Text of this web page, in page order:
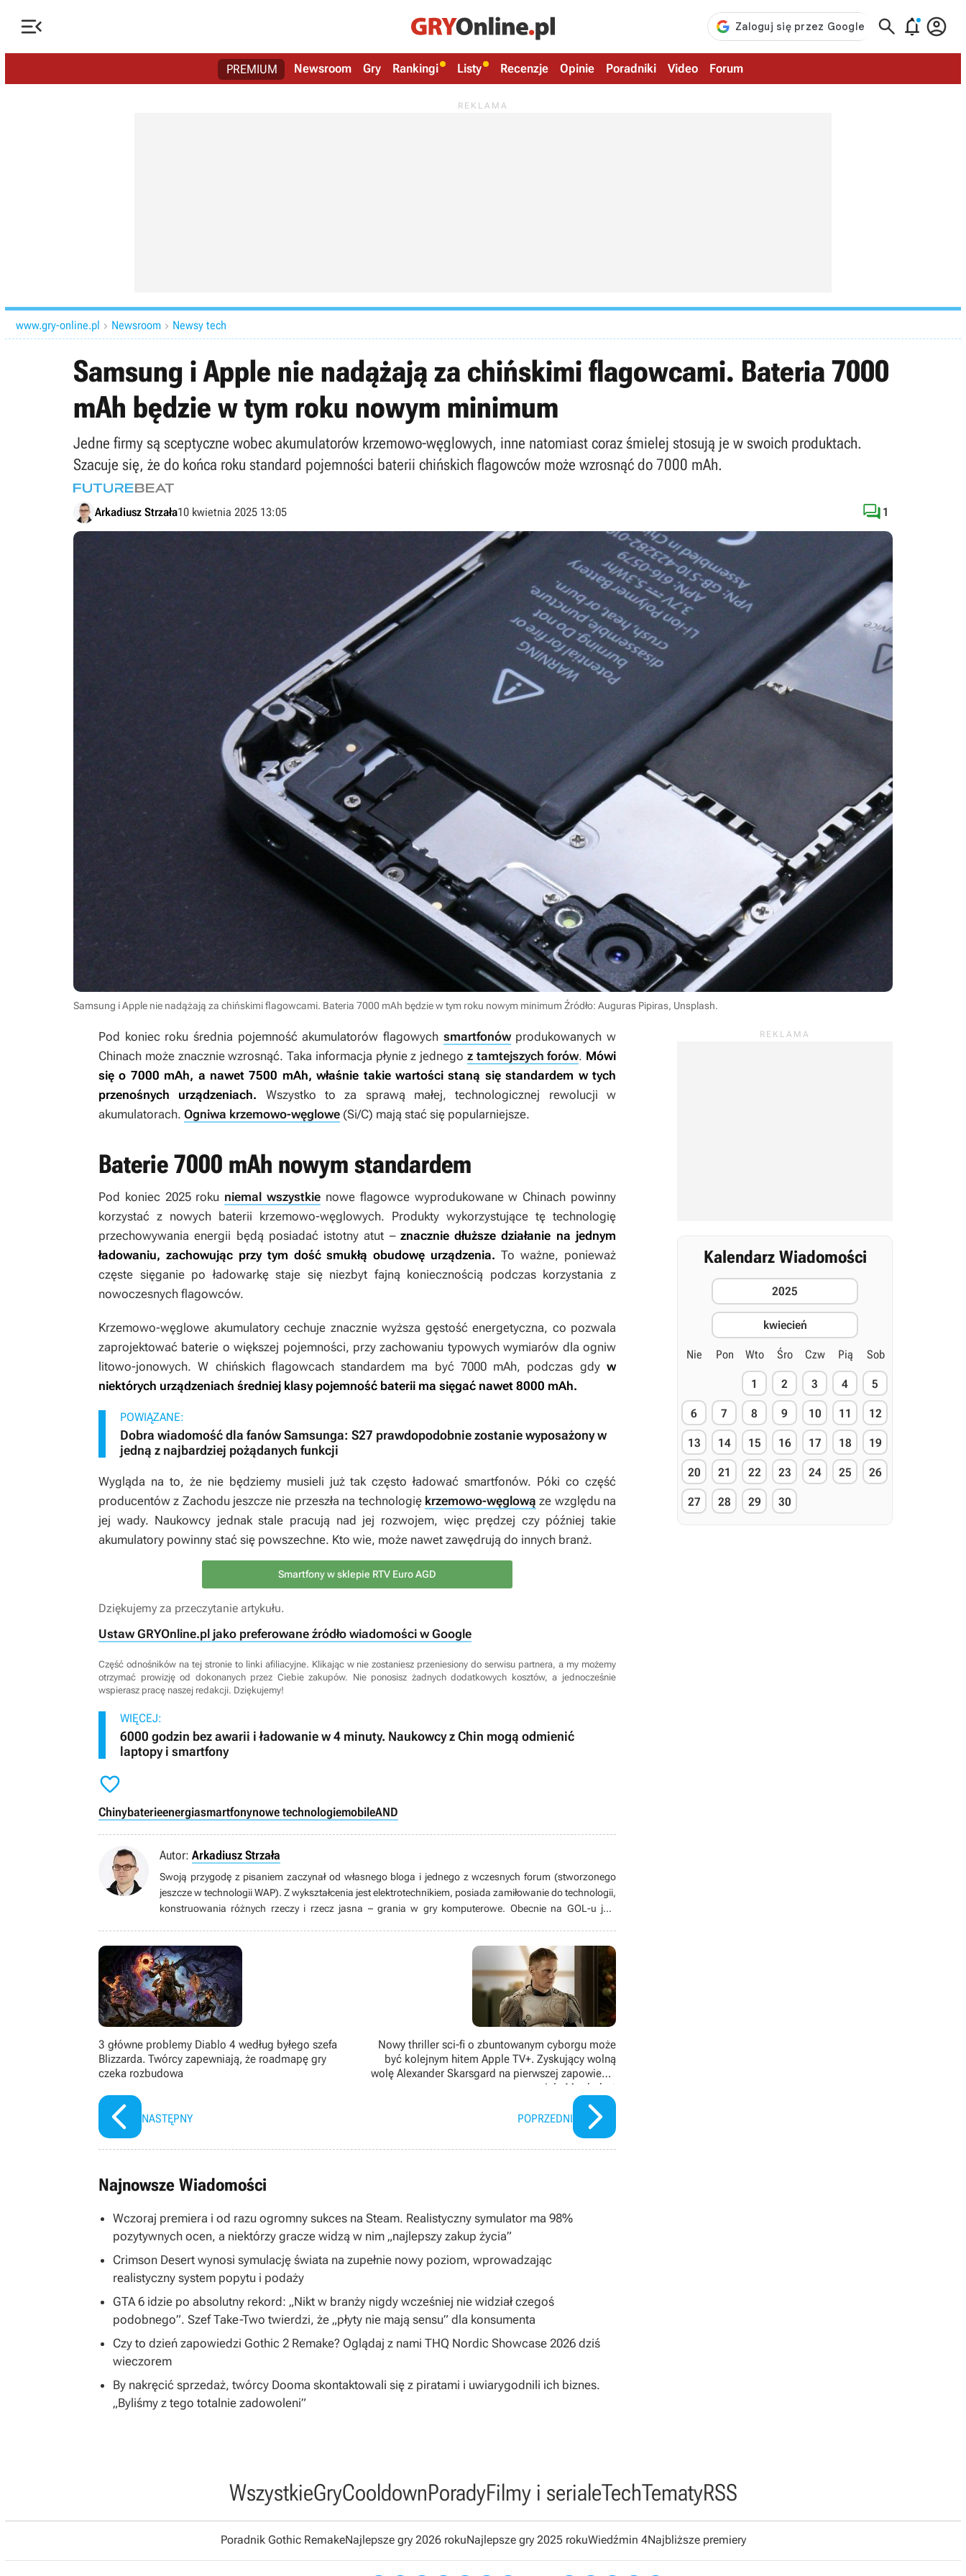
   
PREMIUM Newsroom Gry Rankingi Listy Recenzje Opinie Poradniki Video Forum
www.gry-online.pl  Newsroom  Newsy tech
Samsung i Apple nie nadążają za chińskimi flagowcami. Bateria 7000
mAh będzie w tym roku nowym minimum
Jedne firmy są sceptyczne wobec akumulatorów krzemowo-węglowych, inne natomiast coraz śmielej stosują je w swoich produktach.
Szacuje się, że do końca roku standard pojemności baterii chińskich flagowców może wzrosnąć do 7000 mAh.
Arkadiusz Strzała10 kwietnia 2025 13:05  1
Samsung i Apple nie nadążają za chińskimi flagowcami. Bateria 7000 mAh będzie w tym roku nowym minimum Źródło: Auguras Pipiras, Unsplash.
Pod koniec roku średnia pojemność akumulatorów flagowych smartfonówprodukowanych w
Chinach może znacznie wzrosnąć. Taka informacja płynie z jednego z tamtejszych forów. Mówi
się o 7000 mAh, a nawet 7500 mAh, właśnie takie wartości staną się standardem w tych
przenośnych urządzeniach. Wszystko to za sprawą małej, technologicznej rewolucji w
akumulatorach. Ogniwa krzemowo-węglowe (Si/C) mają stać się popularniejsze.
Baterie 7000 mAh nowym standardem
Pod koniec 2025 roku niemal wszystkie nowe flagowce wyprodukowane w Chinach powinny
korzystać z nowych baterii krzemowo-węglowych. Produkty wykorzystujące tę technologię
przechowywania energii będą posiadać istotny atut – znacznie dłuższe działanie na jednym
ładowaniu, zachowując przy tym dość smukłą obudowę urządzenia. To ważne, ponieważ
częste sięganie po ładowarkę staje się niezbyt fajną koniecznością podczas korzystania z
nowoczesnych flagowców.
Krzemowo-węglowe akumulatory cechuje znacznie wyższa gęstość energetyczna, co pozwala
zaprojektować baterie o większej pojemności, przy zachowaniu typowych wymiarów dla ogniw
litowo-jonowych. W chińskich flagowcach standardem ma być 7000 mAh, podczas gdy w
niektórych urządzeniach średniej klasy pojemność baterii ma sięgać nawet 8000 mAh.
POWIĄZANE:
Dobra wiadomość dla fanów Samsunga: S27 prawdopodobnie zostanie wyposażony w
jedną z najbardziej pożądanych funkcji
Wygląda na to, że nie będziemy musieli już tak często ładować smartfonów. Póki co część
producentów z Zachodu jeszcze nie przeszła na technologię krzemowo-węglową ze względu na
jej wady. Naukowcy jednak stale pracują nad jej rozwojem, więc prędzej czy później takie
akumulatory powinny stać się powszechne. Kto wie, może nawet zawędrują do innych branż.
Smartfony w sklepie RTV Euro AGD
Dziękujemy za przeczytanie artykułu.
Ustaw GRYOnline.pl jako preferowane źródło wiadomości w Google
Część odnośników na tej stronie to linki afiliacyjne. Klikając w nie zostaniesz przeniesiony do serwisu partnera, a my możemy
otrzymać prowizję od dokonanych przez Ciebie zakupów. Nie ponosisz żadnych dodatkowych kosztów, a jednocześnie
wspierasz pracę naszej redakcji. Dziękujemy!
WIĘCEJ:
6000 godzin bez awarii i ładowanie w 4 minuty. Naukowcy z Chin mogą odmienić
laptopy i smartfony

Chinybaterieenergiasmartfonynowe technologiemobileAND
Autor: Arkadiusz Strzała
Swoją przygodę z pisaniem zaczynał od własnego bloga i jednego z wczesnych forum (stworzonego
jeszcze w technologii WAP). Z wykształcenia jest elektrotechnikiem, posiada zamiłowanie do technologii,
konstruowania różnych rzeczy i rzecz jasna – grania w gry komputerowe. Obecnie na GOL-u jest
innych dziedzin. Uwielbia oglądać filmy science fiction i motoryzacyjne vlogi na YouTube. Gry uruchamia
głównie na komputerze PC, aczkolwiek posiada krótki staż konsolowy. Preferuje strategie czasu
rzeczywistego, FPS-y i wszelkie symulatory.
3 główne problemy Diablo 4 według byłego szefa
Blizzarda. Twórcy zapewniają, że roadmapę gry
czeka rozbudowa
NASTĘPNY
Nowy thriller sci-fi o zbuntowanym cyborgu może
być kolejnym hitem Apple TV+. Zyskujący wolną
wolę Alexander Skarsgard na pierwszej zapowiedzi
serialu Murderbot
POPRZEDNI
Najnowsze Wiadomości
Wczoraj premiera i od razu ogromny sukces na Steam. Realistyczny symulator ma 98%
pozytywnych ocen, a niektórzy gracze widzą w nim „najlepszy zakup życia”
Crimson Desert wynosi symulację świata na zupełnie nowy poziom, wprowadzając
realistyczny system popytu i podaży
GTA 6 idzie po absolutny rekord: „Nikt w branży nigdy wcześniej nie widział czegoś
podobnego”. Szef Take-Two twierdzi, że „płyty nie mają sensu” dla konsumenta
Czy to dzień zapowiedzi Gothic 2 Remake? Oglądaj z nami THQ Nordic Showcase 2026 dziś
wieczorem
By nakręcić sprzedaż, twórcy Dooma skontaktowali się z piratami i uwiarygodnili ich biznes.
„Byliśmy z tego totalnie zadowoleni”
Kalendarz Wiadomości
2025
kwiecień
Nie Pon Wto Śro Czw Pią Sob
1 2 3 4 5
6 7 8 9 10 11 12
13 14 15 16 17 18 19
20 21 22 23 24 25 26
27 28 29 30
WszystkieGryCooldownPoradyFilmy i serialeTechTematyRSS
Poradnik Gothic RemakeNajlepsze gry 2026 rokuNajlepsze gry 2025 rokuWiedźmin 4Najbliższe premiery